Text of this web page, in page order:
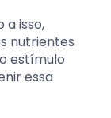
a isso,
nutrientes
estímulo
essa